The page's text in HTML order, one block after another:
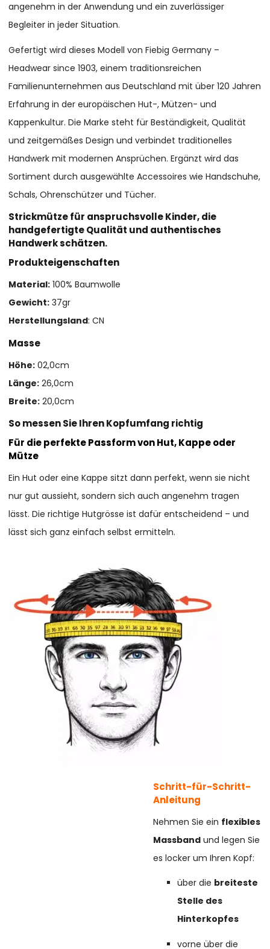
angenehm in der Anwendung und ein zuverlässiger
Begleiter in jeder Situation.
Gefertigt wird dieses Modell von Fiebig Germany –
Headwear since 1903, einem traditionsreichen
Familienunternehmen aus Deutschland mit über 120 Jahren
Erfahrung in der europäischen Hut-, Mützen- und
Kappenkultur. Die Marke steht für Beständigkeit, Qualität
und zeitgemäßes Design und verbindet traditionelles
Handwerk mit modernen Ansprüchen. Ergänzt wird das
Sortiment durch ausgewählte Accessoires wie Handschuhe,
Schals, Ohrenschützer und Tücher.
Strickmütze für anspruchsvolle Kinder, die
handgefertigte Qualität und authentisches
Handwerk schätzen.
Produkteigenschaften
Material: 100% Baumwolle
Gewicht: 37gr
Herstellungsland: CN
Masse
Höhe: 02,0cm
Länge: 26,0cm
Breite: 20,0cm
So messen Sie Ihren Kopfumfang richtig
Für die perfekte Passform von Hut, Kappe oder
Mütze
Ein Hut oder eine Kappe sitzt dann perfekt, wenn sie nicht
nur gut aussieht, sondern sich auch angenehm tragen
lässt. Die richtige Hutgrösse ist dafür entscheidend – und
lässt sich ganz einfach selbst ermitteln.
Schritt-für-Schritt-
Anleitung
Nehmen Sie ein flexibles
Massband und legen Sie
es locker um Ihren Kopf:
über die breiteste
Stelle des
Hinterkopfes
vorne über die